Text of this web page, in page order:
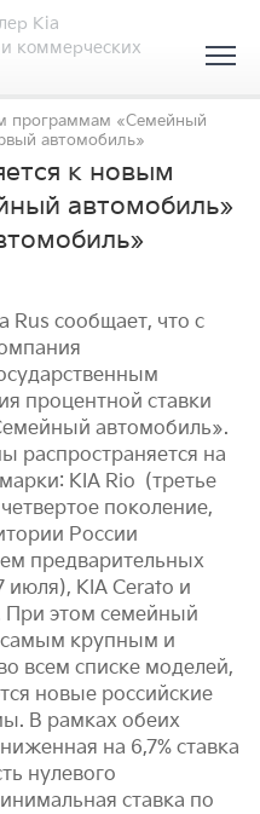
Kia
коммерческих
программам «Семейный
автомобиль»
к новым
автомобиль»
Rus сообщает, что с
процентной ставки
автомобиль».
распространяется на
KIA Rio (третье
поколение,
России
предварительных
июля), KIA Cerato и
При этом семейный
самым крупным и
всем списке моделей,
новые российские
В рамках обеих
на 6,7% ставка
нулевого
ставка по